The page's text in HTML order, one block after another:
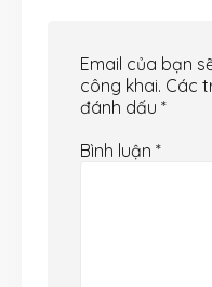
Email của bạn
công khai. Các
đánh dấu *
Bình luận *